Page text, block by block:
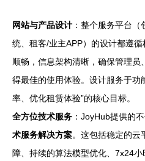
网站与产品设计 ：整个服务平台
统、租客/业主APP）的设计都遵
顺畅，信息架构清晰，确保管理
得最佳的使用体验。设计服务于功
率、优化租赁体验”的核心目标。
全方位技术服务 ：JoyHub提供的
术服务解决方案。这包括稳定的云
障、持续的算法模型优化、7x24